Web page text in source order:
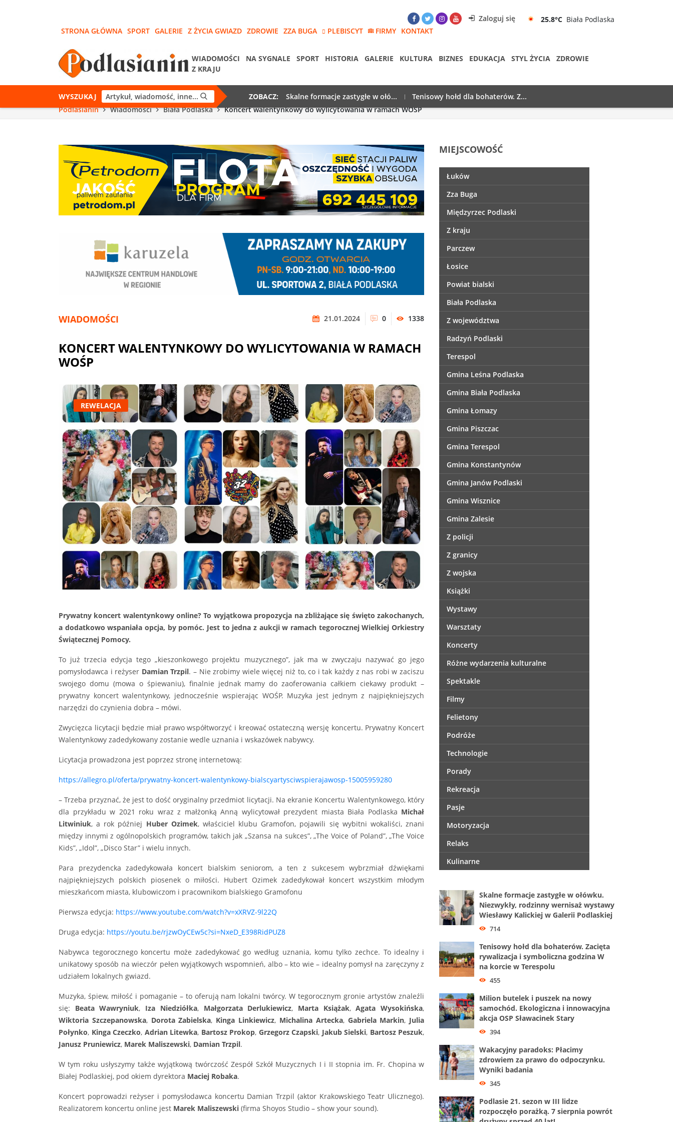
Zaloguj się 25.8°C Biała Podlaska
STRONA GŁÓWNA SPORT GALERIE Z ŻYCIA GWIAZD ZDROWIE ZZA BUGA PLEBISCYT FIRMY KONTAKT
WIADOMOŚCI NA SYGNALE SPORT HISTORIA GALERIE KULTURA BIZNES EDUKACJA STYL ŻYCIA
ZDROWIE
Z KRAJU
WYSZUKAJ ZOBACZ: Skalne formacje zastygłe w ołó...
Tenisowy hołd dla bohaterów. Z...
Podlasianin
Wiadomości Biała Podlaska Koncert walentynkowy do wylicytowania w ramach WOŚP
WIADOMOŚCI 21.01.2024 0 1338
KONCERT WALENTYNKOWY DO WYLICYTOWANIA W RAMACH
WOŚP
REWELACJA
Prywatny koncert walentynkowy online? To wyjątkowa propozycja na zbliżające się święto zakochanych,
a dodatkowo wspaniała opcja, by pomóc. Jest to jedna z aukcji w ramach tegorocznej Wielkiej Orkiestry
Świątecznej Pomocy.
To już trzecia edycja tego „kieszonkowego projektu muzycznego”, jak ma w zwyczaju nazywać go jego
pomysłodawca i reżyser Damian Trzpil. – Nie zrobimy wiele więcej niż to, co i tak każdy z nas robi w zaciszu
swojego domu (mowa o śpiewaniu), finalnie jednak mamy do zaoferowania całkiem ciekawy produkt –
prywatny koncert walentynkowy, jednocześnie wspierając WOŚP. Muzyka jest jednym z najpiękniejszych
narzędzi do czynienia dobra – mówi.
Zwycięzca licytacji będzie miał prawo współtworzyć i kreować ostateczną wersję koncertu. Prywatny Koncert
Walentynkowy zadedykowany zostanie wedle uznania i wskazówek nabywcy.
Licytacja prowadzona jest poprzez stronę internetową:
https://allegro.pl/oferta/prywatny-koncert-walentynkowy-bialscyartysciwspierajawosp-15005959280
– Trzeba przyznać, że jest to dość oryginalny przedmiot licytacji. Na ekranie Koncertu Walentynkowego, który
dla przykładu w 2021 roku wraz z małżonką Anną wylicytował prezydent miasta Biała Podlaska Michał
Litwiniuk, a rok później Huber Ozimek, właściciel klubu Gramofon, pojawili się wybitni wokaliści, znani
między innymi z ogólnopolskich programów, takich jak „Szansa na sukces”, „The Voice of Poland”, „The Voice
Kids”, „Idol”, „Disco Star” i wielu innych.
Para prezydencka zadedykowała koncert bialskim seniorom, a ten z sukcesem wybrzmiał dźwiękami
najpiękniejszych polskich piosenek o miłości. Hubert Ozimek zadedykował koncert wszystkim młodym
mieszkańcom miasta, klubowiczom i pracownikom bialskiego Gramofonu
Pierwsza edycja: https://www.youtube.com/watch?v=xXRVZ-9l22Q
Druga edycja: https://youtu.be/rjzwOyCEw5c?si=NxeD_E398RidPUZ8
Nabywca tegorocznego koncertu może zadedykować go według uznania, komu tylko zechce. To idealny i
unikatowy sposób na wieczór pełen wyjątkowych wspomnień, albo – kto wie – idealny pomysł na zaręczyny z
udziałem lokalnych gwiazd.
Muzyka, śpiew, miłość i pomaganie – to oferują nam lokalni twórcy. W tegorocznym gronie artystów znaleźli
się: Beata Wawryniuk, Iza Niedziółka, Małgorzata Derlukiewicz, Marta Książak,Agata Wysokińska,
Wiktoria Szczepanowska, Dorota Zabielska, Kinga Linkiewicz, Michalina Artecka, Gabriela Markin, Julia
Połynko, Kinga Czeczko, Adrian Litewka, Bartosz Prokop, Grzegorz Czapski, Jakub Sielski, Bartosz Peszuk,
Janusz Pruniewicz, Marek Maliszewski, Damian Trzpil.
W tym roku usłyszymy także wyjątkową twórczość Zespół Szkół Muzycznych I i II stopnia im. Fr. Chopina w
Białej Podlaskiej, pod okiem dyrektora Maciej Robaka.
Koncert poprowadzi reżyser i pomysłodawca koncertu Damian Trzpil (aktor Krakowskiego Teatr Ulicznego).
Realizatorem koncertu online jest Marek Maliszewski (firma Shoyos Studio – show your sound).
MIEJSCOWOŚĆ
Łuków
Zza Buga
Międzyrzec Podlaski
Z kraju
Parczew
Łosice
Powiat bialski
Biała Podlaska
Z województwa
Radzyń Podlaski
Terespol
Gmina Leśna Podlaska
Gmina Biała Podlaska
Gmina Łomazy
Gmina Piszczac
Gmina Terespol
Gmina Konstantynów
Gmina Janów Podlaski
Gmina Wisznice
Gmina Zalesie
Z policji
Z granicy
Z wojska
Książki
Wystawy
Warsztaty
Koncerty
Różne wydarzenia kulturalne
Spektakle
Filmy
Felietony
Podróże
Technologie
Porady
Rekreacja
Pasje
Motoryzacja
Relaks
Kulinarne
Skalne formacje zastygłe w ołówku.
Niezwykły, rodzinny wernisaż wystawy
Wiesławy Kalickiej w Galerii Podlaskiej
714
Tenisowy hołd dla bohaterów. Zacięta
rywalizacja i symboliczna godzina W
na korcie w Terespolu
455
Milion butelek i puszek na nowy
samochód. Ekologiczna i innowacyjna
akcja OSP Sławacinek Stary
394
Wakacyjny paradoks: Płacimy
zdrowiem za prawo do odpoczynku.
Wyniki badania
345
Podlasie 21. sezon w III lidze
rozpoczęło porażką. 7 sierpnia powrót